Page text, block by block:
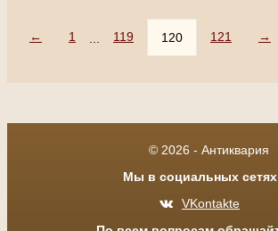
← 1 119 120 121 →
© 2026 - Антиквария
Мы в социальных сетях
VKontakte